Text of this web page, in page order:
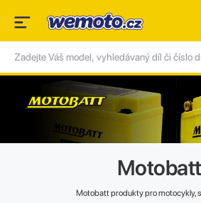
Motobatt
Motobatt produkty pro motocykly,